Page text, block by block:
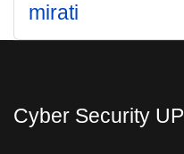
mirati
Cyber Security UP